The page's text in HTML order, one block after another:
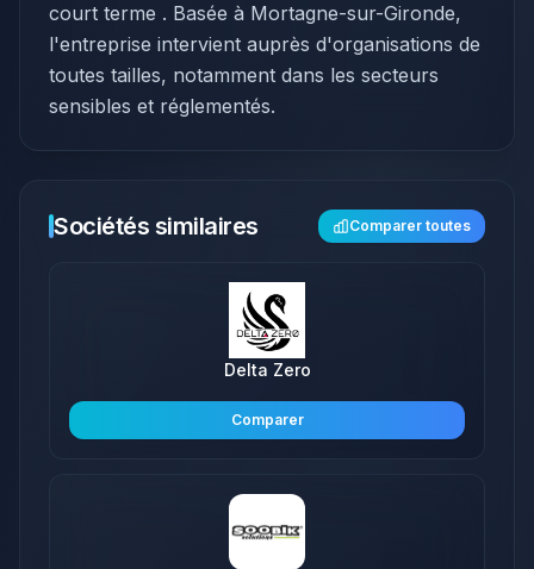
court terme . Basée à Mortagne-sur-Gironde,
l'entreprise intervient auprès d'organisations de
toutes tailles, notamment dans les secteurs
sensibles et réglementés.
Sociétés similaires Comparer toutes
Delta Zero
Comparer